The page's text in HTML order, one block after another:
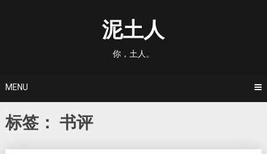
泥土人
你，土人。
MENU
标签： 书评